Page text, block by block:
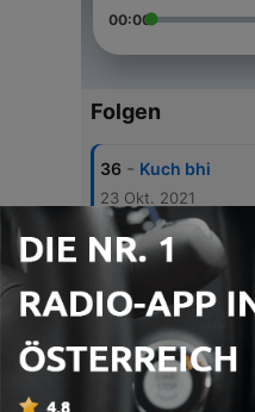
00:00
Folgen
36 - Kuch bhi
23 Okt. 2021
35 - Kuchh bhi
34 - Lucky Ali 01
24 Jan. 2021
- Kuchh bhi